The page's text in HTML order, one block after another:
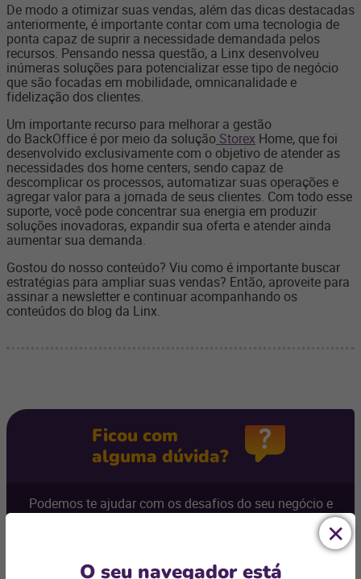
De modo a otimizar suas vendas, além das dicas destacadas
anteriormente, é importante contar com uma tecnologia de
ponta capaz de suprir a necessidade demandada pelos
recursos. Pensando nessa questão, a Linx desenvolveu
inúmeras soluções para potencializar esse tipo de negócio
que são focadas em mobilidade, omnicanalidade e
fidelização dos clientes.
Um importante recurso para melhorar a gestão
do BackOffice é por meio da solução Storex Home, que foi
desenvolvido exclusivamente com o objetivo de atender as
necessidades dos home centers, sendo capaz de
descomplicar os processos, automatizar suas operações e
agregar valor para a jornada de seus clientes. Com todo esse
suporte, você pode concentrar sua energia em produzir
soluções inovadoras, expandir sua oferta e atender ainda
aumentar sua demanda.
Gostou do nosso conteúdo? Viu como é importante buscar
estratégias para ampliar suas vendas? Então, aproveite para
assinar a newsletter e continuar acompanhando os
conteúdos do blog da Linx.
Ficou com
alguma dúvida?
Podemos te ajudar com os desafios do seu negócio e
O seu navegador está